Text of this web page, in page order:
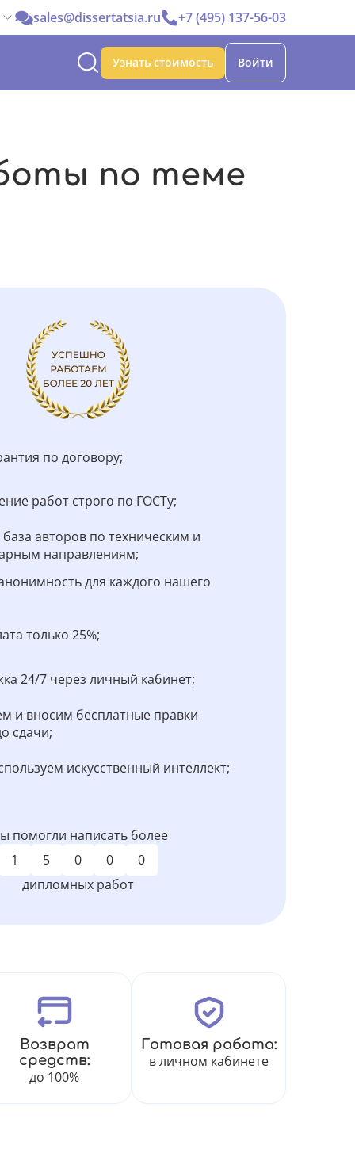
sales@dissertatsia.ru +7 (495) 137-56-03
Узнать стоимость Войти
по теме
по договору;
работ строго по ГОСТу;
авторов по техническим и
направлениям;
для каждого нашего
только 25%;
24/7 через личный кабинет;
и вносим бесплатные правки
сдачи;
искусственный интеллект;
помогли написать более
1
5 0 0
0
дипломных работ
Возврат
средств:
до 100%
Готовая работа:
в личном кабинете